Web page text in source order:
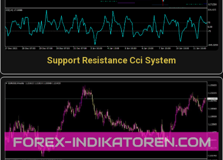
Support Resistance Cci System